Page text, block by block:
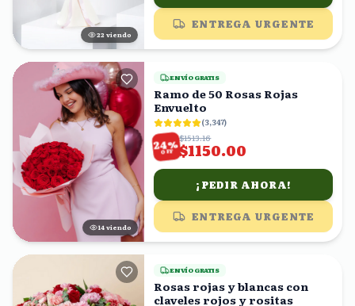
21 viendo
ENTREGA URGENTE
14 viendo
ENVÍO GRATIS
Ramo de 50 Rosas Rojas
Envuelto
(3,347)
24%
OFF
$1513.16
$1150.00
¡PEDIR AHORA!
ENTREGA URGENTE
ENVÍO GRATIS
Rosas rojas y blancas con
claveles rojos y rositas